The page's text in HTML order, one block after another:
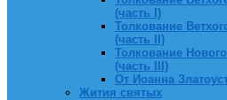
(часть I)
Толкование
(часть II)
Толкование
(часть III)
От Иоанна
Жития святых